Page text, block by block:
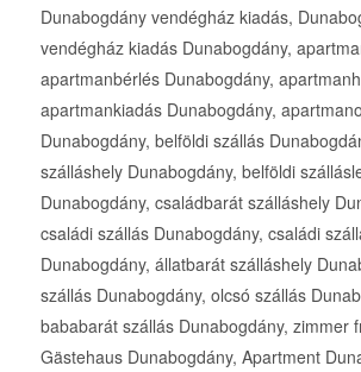
Dunabogdány vendégház kiadás,
vendégház kiadás Dunabogdány,
apartmanbérlés Dunabogdány,
apartmankiadás Dunabogdány,
Dunabogdány, belföldi szállás
szálláshely Dunabogdány, belföldi
Dunabogdány, családbarát szálláshely
családi szállás Dunabogdány, családi
Dunabogdány, állatbarát szálláshely
szállás Dunabogdány, olcsó szállás
bababarát szállás Dunabogdány, zimmer
Gästehaus Dunabogdány, Apartment